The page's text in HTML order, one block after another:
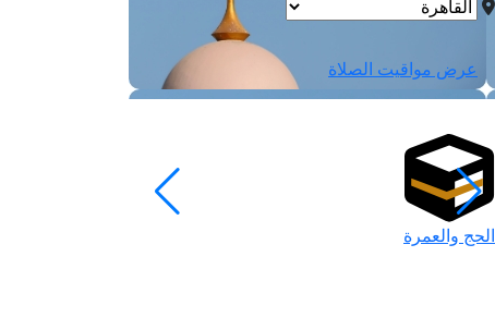
عرض مواقيت الصلاة
الحج والعمرة